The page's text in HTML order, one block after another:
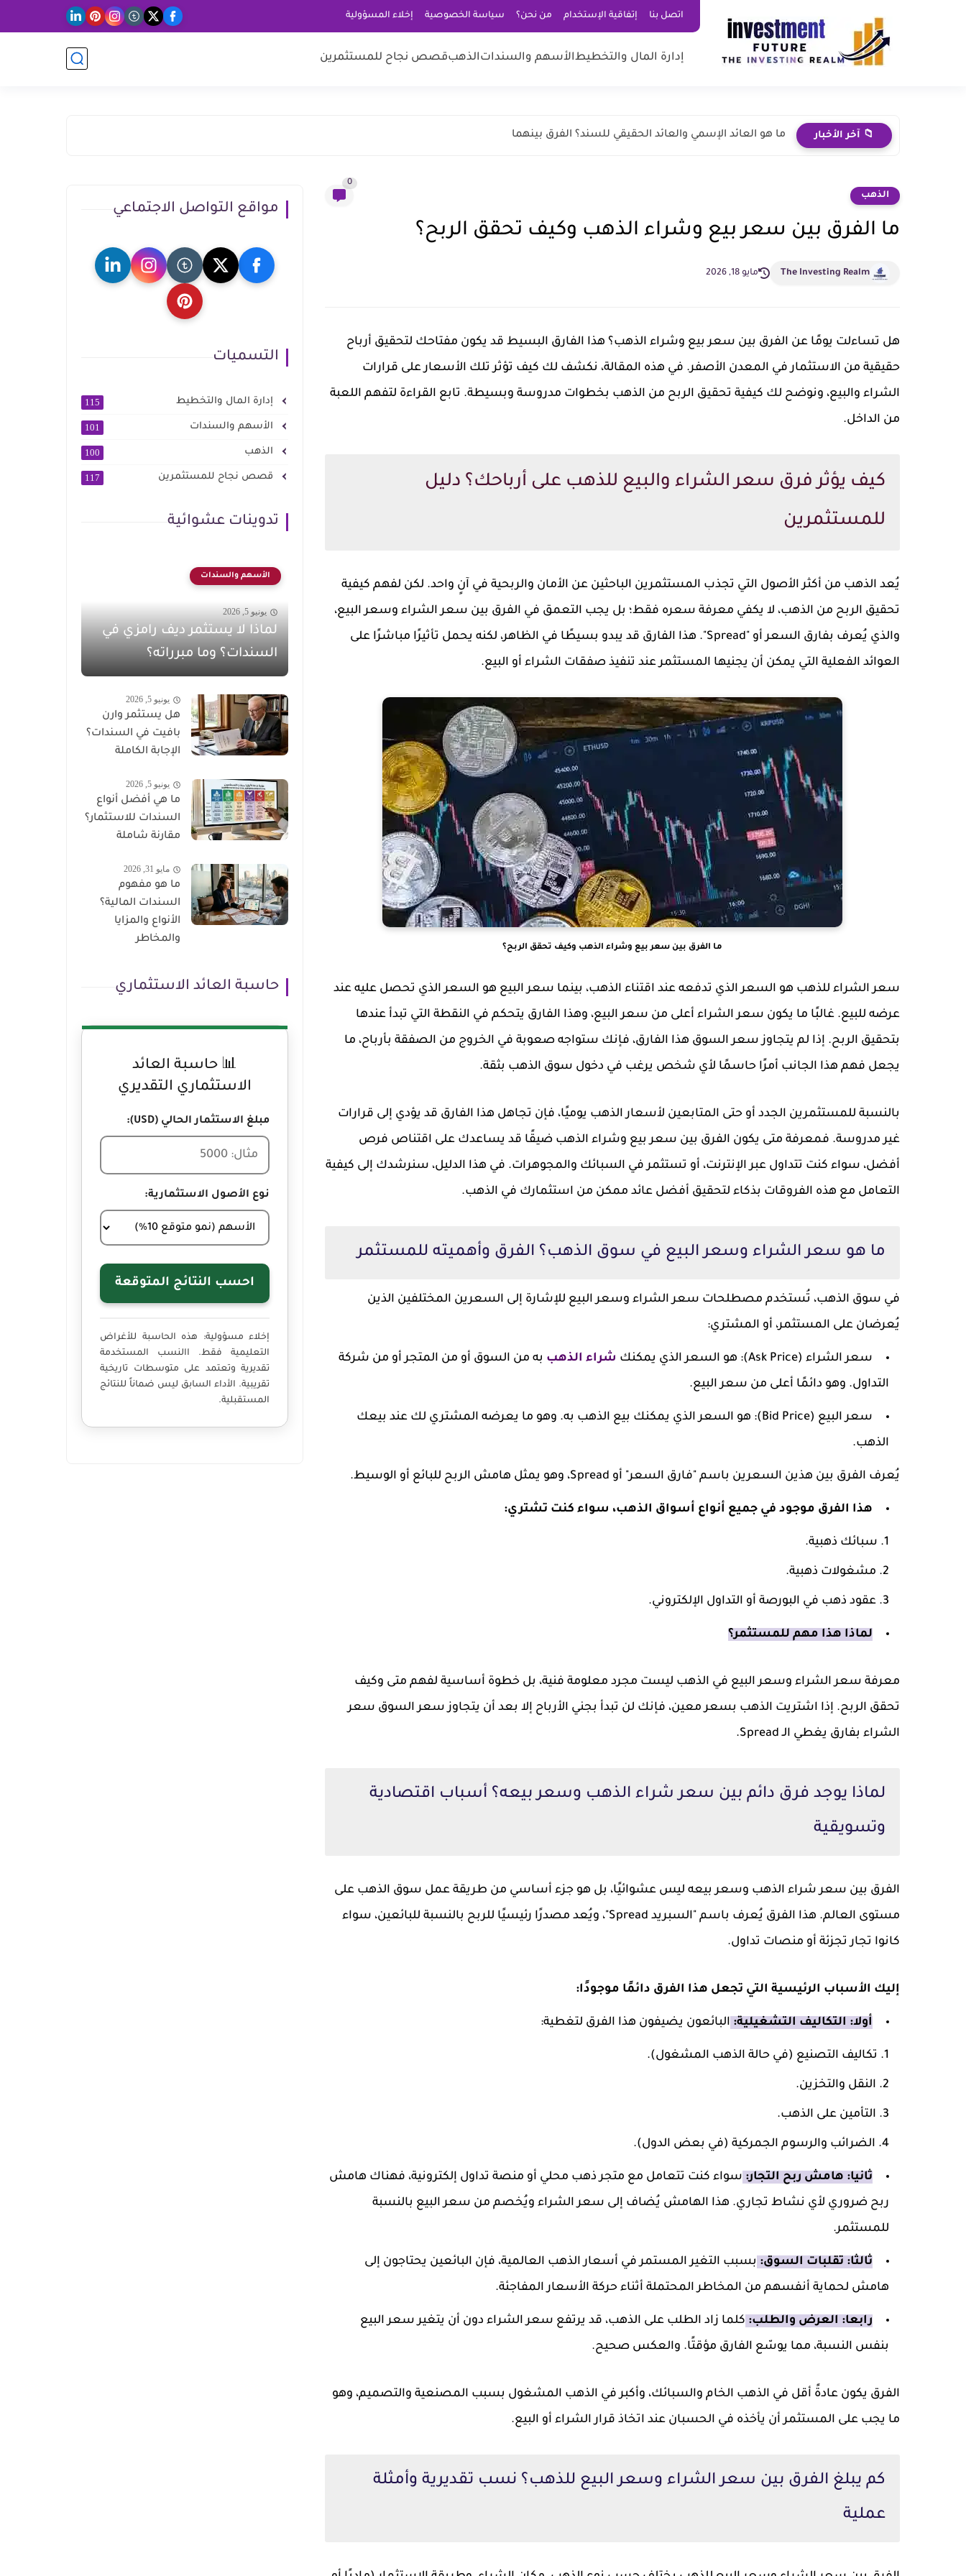
اتصل بنا إتفاقية الإستخدام من نحن؟ سياسة الخصوصية إخلاء المسؤولية
إدارة المال والتخطيطالأسهم والسنداتالذهبقصص نجاح للمستثمرين
📁 آخر الأخبار ما هو العائد الإسمي والعائد الحقيقي للسند؟ الفرق بينهما
الذهب
0
ما الفرق بين سعر بيع وشراء الذهب وكيف تحقق الربح؟
The Investing Realm مايو 18, 2026
هل تساءلت يومًا عن الفرق بين سعر بيع وشراء الذهب؟ هذا الفارق البسيط قد يكون مفتاحك لتحقيق أرباح
حقيقية من الاستثمار في المعدن الأصفر. في هذه المقالة، نكشف لك كيف تؤثر تلك الأسعار على قرارات
الشراء والبيع، ونوضح لك كيفية تحقيق الربح من الذهب بخطوات مدروسة وبسيطة. تابع القراءة لتفهم اللعبة
من الداخل.
كيف يؤثر فرق سعر الشراء والبيع للذهب على أرباحك؟ دليل
للمستثمرين
يُعد الذهب من أكثر الأصول التي تجذب المستثمرين الباحثين عن الأمان والربحية في آنٍ واحد. لكن لفهم كيفية
تحقيق الربح من الذهب، لا يكفي معرفة سعره فقط؛ بل يجب التعمق في الفرق بين سعر الشراء وسعر البيع،
والذي يُعرف بفارق السعر أو "Spread". هذا الفارق قد يبدو بسيطًا في الظاهر، لكنه يحمل تأثيرًا مباشرًا على
العوائد الفعلية التي يمكن أن يجنيها المستثمر عند تنفيذ صفقات الشراء أو البيع.
ما الفرق بين سعر بيع وشراء الذهب وكيف تحقق الربح؟
سعر الشراء للذهب هو السعر الذي تدفعه عند اقتناء الذهب، بينما سعر البيع هو السعر الذي تحصل عليه عند
عرضه للبيع. غالبًا ما يكون سعر الشراء أعلى من سعر البيع، وهذا الفارق يتحكم في النقطة التي تبدأ عندها
بتحقيق الربح. إذا لم يتجاوز سعر السوق هذا الفارق، فإنك ستواجه صعوبة في الخروج من الصفقة بأرباح، ما
يجعل فهم هذا الجانب أمرًا حاسمًا لأي شخص يرغب في دخول سوق الذهب بثقة.
بالنسبة للمستثمرين الجدد أو حتى المتابعين لأسعار الذهب يوميًا، فإن تجاهل هذا الفارق قد يؤدي إلى قرارات
غير مدروسة. فمعرفة متى يكون الفرق بين سعر بيع وشراء الذهب ضيقًا قد يساعدك على اقتناص فرص
أفضل، سواء كنت تتداول عبر الإنترنت، أو تستثمر في السبائك والمجوهرات. في هذا الدليل، سنرشدك إلى كيفية
التعامل مع هذه الفروقات بذكاء لتحقيق أفضل عائد ممكن من استثمارك في الذهب.
ما هو سعر الشراء وسعر البيع في سوق الذهب؟ الفرق وأهميته للمستثمر
في سوق الذهب، تُستخدم مصطلحات سعر الشراء وسعر البيع للإشارة إلى السعرين المختلفين الذين
يُعرضان على المستثمر، أو المشتري:
سعر الشراء (Ask Price): هو السعر الذي يمكنك شراء الذهب به من السوق أو من المتجر أو من شركة
التداول. وهو دائمًا أعلى من سعر البيع.
سعر البيع (Bid Price): هو السعر الذي يمكنك بيع الذهب به. وهو ما يعرضه المشتري لك عند بيعك
الذهب.
يُعرف الفرق بين هذين السعرين باسم "فارق السعر" أو Spread، وهو يمثل هامش الربح للبائع أو الوسيط.
هذا الفرق موجود في جميع أنواع أسواق الذهب، سواء كنت تشتري:
سبائك ذهبية.
مشغولات ذهبية.
عقود ذهب في البورصة أو التداول الإلكتروني.
لماذا هذا مهم للمستثمر؟
معرفة سعر الشراء وسعر البيع في الذهب ليست مجرد معلومة فنية، بل خطوة أساسية لفهم متى وكيف
تحقق الربح. إذا اشتريت الذهب بسعر معين، فإنك لن تبدأ بجني الأرباح إلا بعد أن يتجاوز سعر السوق سعر
الشراء بفارق يغطي الـ Spread.
لماذا يوجد فرق دائم بين سعر شراء الذهب وسعر بيعه؟ أسباب اقتصادية
وتسويقية
الفرق بين سعر شراء الذهب وسعر بيعه ليس عشوائيًا، بل هو جزء أساسي من طريقة عمل سوق الذهب على
مستوى العالم. هذا الفرق يُعرف باسم "السبريد Spread"، ويُعد مصدرًا رئيسيًا للربح بالنسبة للبائعين، سواء
كانوا تجار تجزئة أو منصات تداول.
إليك الأسباب الرئيسية التي تجعل هذا الفرق دائمًا موجودًا:
أولا: التكاليف التشغيلية: البائعون يضيفون هذا الفرق لتغطية:
تكاليف التصنيع (في حالة الذهب المشغول).
النقل والتخزين.
التأمين على الذهب.
الضرائب والرسوم الجمركية (في بعض الدول).
ثانيا: هامش ربح التجار: سواء كنت تتعامل مع متجر ذهب محلي أو منصة تداول إلكترونية، فهناك هامش
ربح ضروري لأي نشاط تجاري. هذا الهامش يُضاف إلى سعر الشراء ويُخصم من سعر البيع بالنسبة
للمستثمر.
ثالثا: تقلبات السوق: بسبب التغير المستمر في أسعار الذهب العالمية، فإن البائعين يحتاجون إلى
هامش لحماية أنفسهم من المخاطر المحتملة أثناء حركة الأسعار المفاجئة.
رابعا: العرض والطلب: كلما زاد الطلب على الذهب، قد يرتفع سعر الشراء دون أن يتغير سعر البيع
بنفس النسبة، مما يوسّع الفارق مؤقتًا. والعكس صحيح.
الفرق يكون عادةً أقل في الذهب الخام والسبائك، وأكبر في الذهب المشغول بسبب المصنعية والتصميم، وهو
ما يجب على المستثمر أن يأخذه في الحسبان عند اتخاذ قرار الشراء أو البيع.
كم يبلغ الفرق بين سعر الشراء وسعر البيع للذهب؟ نسب تقديرية وأمثلة
عملية
مواقع التواصل الاجتماعي
التسميات
إدارة المال والتخطيط 115
الأسهم والسندات 101
الذهب 100
قصص نجاح للمستثمرين 117
تدوينات عشوائية
الأسهم والسندات
يونيو 5, 2026
لماذا لا يستثمر ديف رامزي في
السندات؟ وما مبرراته؟
يونيو 5, 2026
هل يستثمر وارن
بافيت في السندات؟
الإجابة الكاملة
يونيو 5, 2026
ما هي أفضل أنواع
السندات للاستثمار؟
مقارنة شاملة
مايو 31, 2026
ما هو مفهوم
السندات المالية؟
الأنواع والمزايا
والمخاطر
حاسبة العائد الاستثماري
📊 حاسبة العائد
الاستثماري التقديري
مبلغ الاستثمار الحالي (USD):
نوع الأصول الاستثمارية:
احسب النتائج المتوقعة
إخلاء مسؤولية:
هذه الحاسبة للأغراض
التعليمية فقط. االنسب المستخدمة
تقديرية وتعتمد على متوسطات تاريخية
تقريبية. الأداء السابق ليس ضماناً للنتائج
المستقبلية.